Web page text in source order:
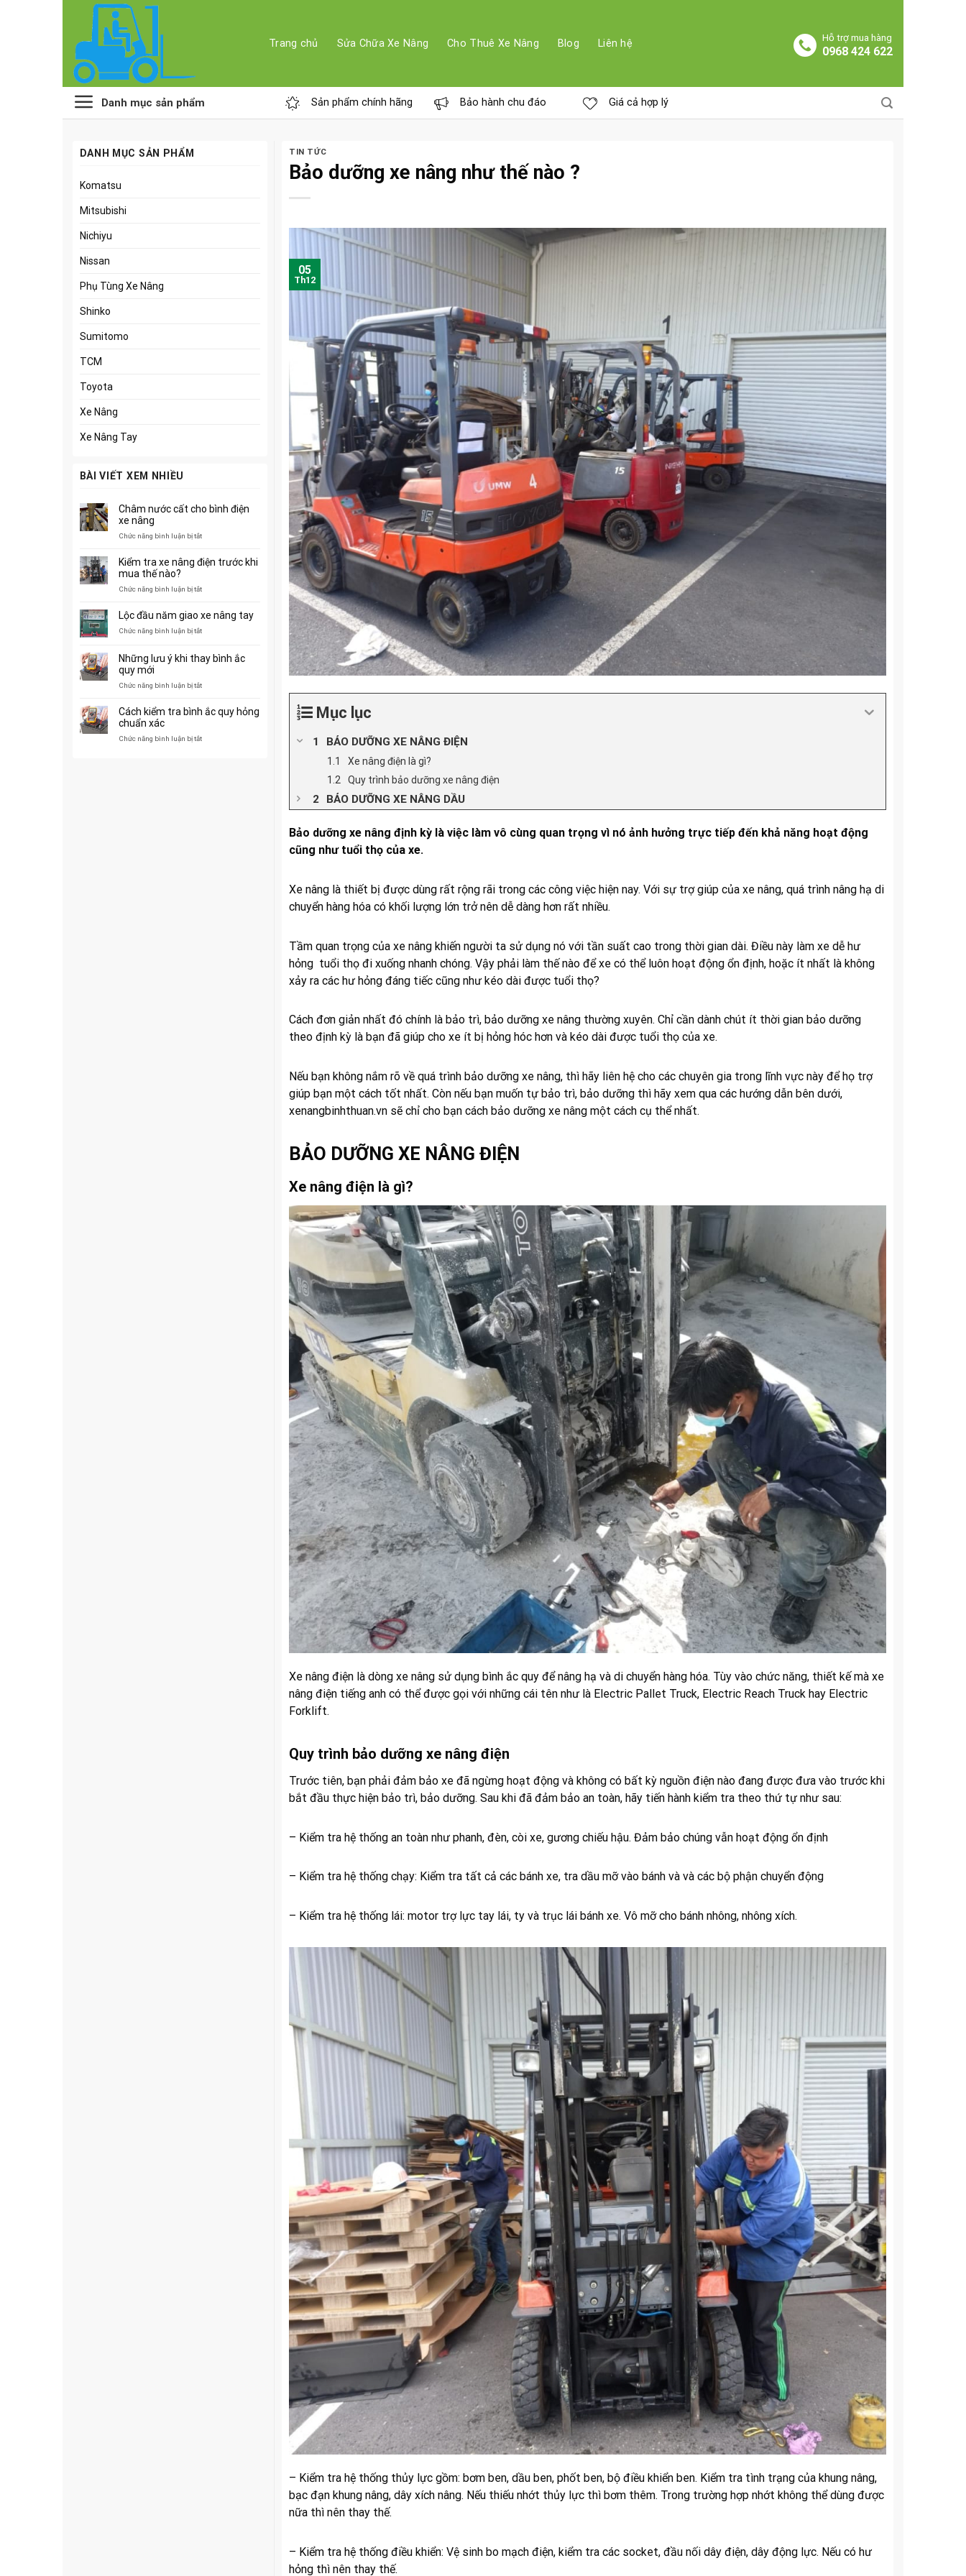
content
Trang chủ Sửa Chữa Xe Nâng Cho Thuê Xe Nâng Blog Liên hệ
Hỗ trợ mua hàng
0968 424 622
Danh mục sản phẩm Sản phẩm chính hãng Bảo hành chu đáo Giá cả hợp lý
DANH MỤC SẢN PHẨM
Komatsu
Mitsubishi
Nichiyu
Nissan
Phụ Tùng Xe Nâng
Shinko
Sumitomo
TCM
Toyota
Xe Nâng
Xe Nâng Tay
BÀI VIẾT XEM NHIỀU
Châm nước cất cho bình điện
xe nâng
Chức năng bình luận bị tắtở
nước
cất
bình
nâng
Kiểm tra xe nâng điện trước khi
mua thế nào?
Chức năng bình luận bị tắtở
xe
nâng
trước
khi
thế
Lộc đầu năm giao xe nâng tay
Chức năng bình luận bị tắtở
năm
xe
tay
Những lưu ý khi thay bình ắc
quy mới
Chức năng bình luận bị tắtở
lưu
ý
thay
Cách kiểm tra bình ắc quy hỏng
chuẩn xác
Chức năng bình luận bị tắtở
TIN TỨC
Bảo dưỡng xe nâng như thế nào ?
05
Th12
Mục lục
BẢO DƯỠNG XE NÂNG ĐIỆN
Xe nâng điện là gì?
Quy trình bảo dưỡng xe nâng điện
BẢO DƯỠNG XE NÂNG DẦU
Bảo dưỡng xe nâng định kỳ là việc làm vô cùng quan trọng vì nó ảnh hưởng trực tiếp đến khả năng hoạt động
cũng như tuổi thọ của xe.
Xe nâng là thiết bị được dùng rất rộng rãi trong các công việc hiện nay. Với sự trợ giúp của xe nâng, quá trình nâng hạ di
chuyển hàng hóa có khối lượng lớn trở nên dễ dàng hơn rất nhiều.
Tầm quan trọng của xe nâng khiến người ta sử dụng nó với tần suất cao trong thời gian dài. Điều này làm xe dễ hư
hỏng tuổi thọ đi xuống nhanh chóng. Vậy phải làm thế nào để xe có thể luôn hoạt động ổn định, hoặc ít nhất là không
xảy ra các hư hỏng đáng tiếc cũng như kéo dài được tuổi thọ?
Cách đơn giản nhất đó chính là bảo trì, bảo dưỡng xe nâng thường xuyên. Chỉ cần dành chút ít thời gian bảo dưỡng
theo định kỳ là bạn đã giúp cho xe ít bị hỏng hóc hơn và kéo dài được tuổi thọ của xe.
Nếu bạn không nắm rõ về quá trình bảo dưỡng xe nâng, thì hãy liên hệ cho các chuyên gia trong lĩnh vực này để họ trợ
giúp bạn một cách tốt nhất. Còn nếu bạn muốn tự bảo trì, bảo dưỡng thì hãy xem qua các hướng dẫn bên dưới,
xenangbinhthuan.vn sẽ chỉ cho bạn cách bảo dưỡng xe nâng một cách cụ thể nhất.
BẢO DƯỠNG XE NÂNG ĐIỆN
Xe nâng điện là gì?
Xe nâng điện là dòng xe nâng sử dụng bình ắc quy để nâng hạ và di chuyển hàng hóa. Tùy vào chức năng, thiết kế mà xe
nâng điện tiếng anh có thể được gọi với những cái tên như là Electric Pallet Truck, Electric Reach Truck hay Electric
Forklift.
Quy trình bảo dưỡng xe nâng điện
Trước tiên, bạn phải đảm bảo xe đã ngừng hoạt động và không có bất kỳ nguồn điện nào đang được đưa vào trước khi
bắt đầu thực hiện bảo trì, bảo dưỡng. Sau khi đã đảm bảo an toàn, hãy tiến hành kiểm tra theo thứ tự như sau:
– Kiểm tra hệ thống an toàn như phanh, đèn, còi xe, gương chiếu hậu. Đảm bảo chúng vẫn hoạt động ổn định
– Kiểm tra hệ thống chạy: Kiểm tra tất cả các bánh xe, tra dầu mỡ vào bánh và và các bộ phận chuyển động
– Kiểm tra hệ thống lái: motor trợ lực tay lái, ty và trục lái bánh xe. Vô mỡ cho bánh nhông, nhông xích.
– Kiểm tra hệ thống thủy lực gồm: bơm ben, dầu ben, phốt ben, bộ điều khiển ben. Kiểm tra tình trạng của khung nâng,
bạc đạn khung nâng, dây xích nâng. Nếu thiếu nhớt thủy lực thì bơm thêm. Trong trường hợp nhớt không thể dùng được
nữa thì nên thay thế.
– Kiểm tra hệ thống điều khiển: Vệ sinh bo mạch điện, kiểm tra các socket, đầu nối dây điện, dây động lực. Nếu có hư
hỏng thì nên thay thế.